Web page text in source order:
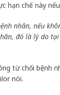
hạn chế này
nhân, nếu
đó là lý do
từ chối bệnh
nói.